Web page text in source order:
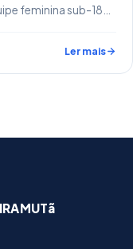
feminina sub-18…
Ler mais